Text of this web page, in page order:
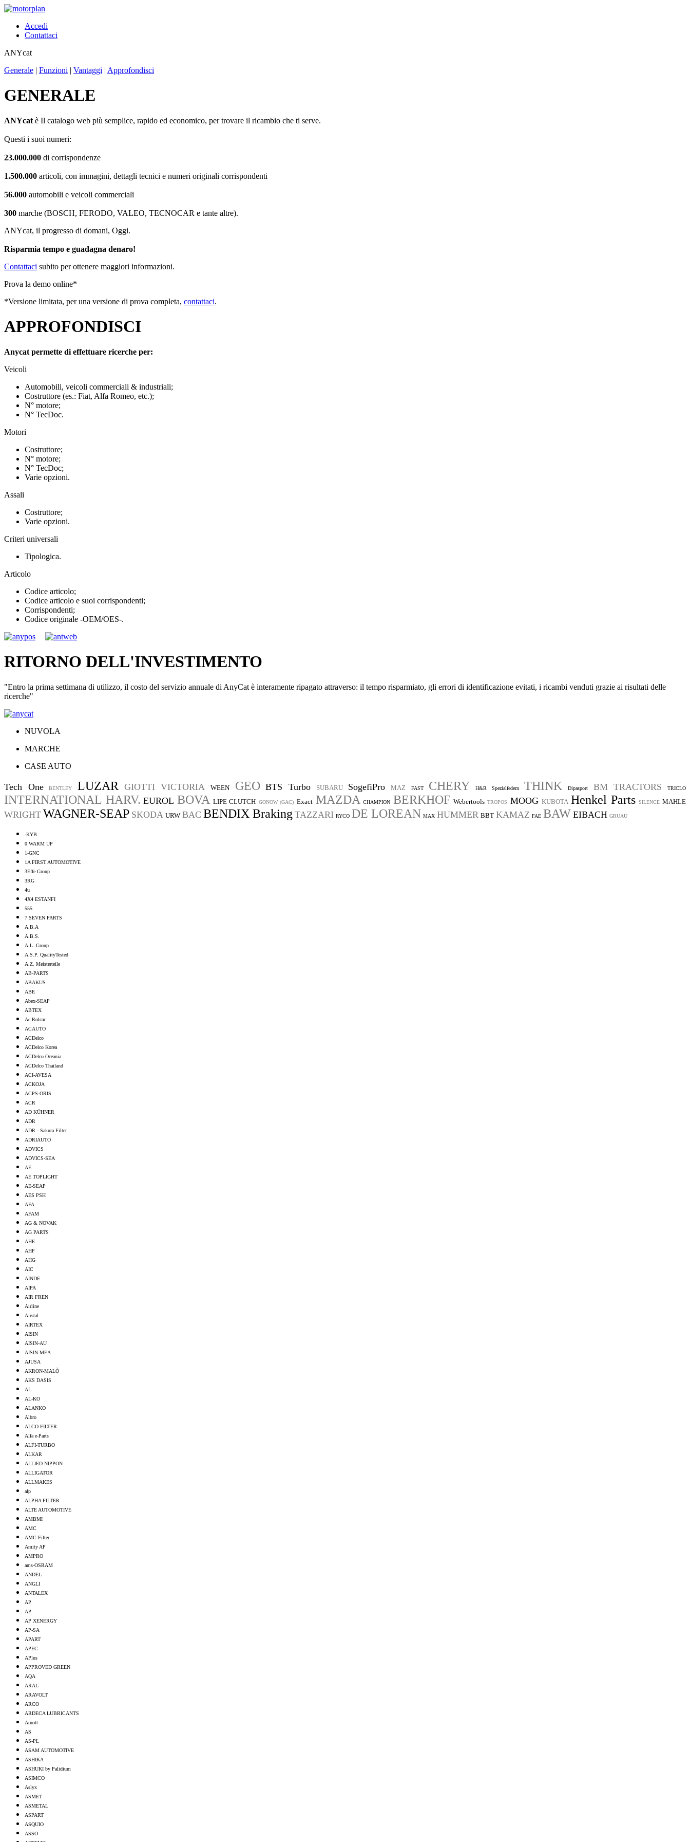
Accedi
Contattaci
ANYcat
Generale | Funzioni | Vantaggi | Approfondisci
GENERALE
ANYcat è Il catalogo web più semplice, rapido ed economico, per trovare il ricambio che ti serve.
Questi i suoi numeri:
23.000.000 di corrispondenze
1.500.000 articoli, con immagini, dettagli tecnici e numeri originali corrispondenti
56.000 automobili e veicoli commerciali
300 marche (BOSCH, FERODO, VALEO, TECNOCAR e tante altre).
ANYcat, il progresso di domani, Oggi.
Risparmia tempo e guadagna denaro!
Contattaci subito per ottenere maggiori informazioni.
Prova la demo online*
*Versione limitata, per una versione di prova completa, contattaci.
APPROFONDISCI
Anycat permette di effettuare ricerche per:
Veicoli
Automobili, veicoli commerciali & industriali;
Costruttore (es.: Fiat, Alfa Romeo, etc.);
N° motore;
N° TecDoc.
Motori
Costruttore;
N° motore;
N° TecDoc;
Varie opzioni.
Assali
Costruttore;
Varie opzioni.
Criteri universali
Tipologica.
Articolo
Codice articolo;
Codice articolo e suoi corrispondenti;
Corrispondenti;
Codice originale -OEM/OES-.
RITORNO DELL'INVESTIMENTO
"Entro la prima settimana di utilizzo, il costo del servizio annuale di AnyCat è interamente ripagato attraverso: il tempo risparmiato, gli errori di identificazione evitati, i ricambi venduti grazie ai risultati delle
ricerche"
NUVOLA
MARCHE
CASE AUTO
Tech One BENTLEY LUZAR GIOTTI VICTORIA WEEN GEO BTS Turbo SUBARU SogefiPro MAZ FAST CHERY H&R Spezialfedern THINK Dipasport BM TRACTORS TRICLO
INTERNATIONAL HARV. EUROL BOVA LIPE CLUTCH GONOW (GAC) Exact MAZDA CHAMPION BERKHOF Webertools TROPOS MOOG KUBOTA Henkel Parts SILENCE MAHLE
WRIGHT WAGNER-SEAP SKODA URW BAC BENDIX Braking TAZZARI RYCO DE LOREAN MAX HUMMER BBT KAMAZ FAE BAW EIBACH GRUAU
-KYB
0 WARM UP
1-GNC
1A FIRST AUTOMOTIVE
3Effe Group
3RG
4u
4X4 ESTANFI
555
7 SEVEN PARTS
A.B.A
A.B.S.
A.L. Group
A.S.P. QualityTested
A.Z. Meisterteile
AB-PARTS
ABAKUS
ABE
Abex-SEAP
ABTEX
Ac Rolcar
ACAUTO
ACDelco
ACDelco Korea
ACDelco Oceania
ACDelco Thailand
ACI-AVESA
ACKOJA
ACPS-ORIS
ACR
AD KÜHNER
ADR
ADR - Sakura Filter
ADRIAUTO
ADVICS
ADVICS-SEA
AE
AE TOPLIGHT
AE-SEAP
AES PSH
AFA
AFAM
AG & NOVAK
AG PARTS
AHE
AHF
AHG
AIC
AINDE
AIPA
AIR FREN
Airline
Airstal
AIRTEX
AISIN
AISIN-AU
AISIN-MEA
AJUSA
AKRON-MALÒ
AKS DASIS
AL
AL-KO
ALANKO
Albro
ALCO FILTER
Alfa e-Parts
ALFI-TURBO
ALKAR
ALLIED NIPPON
ALLIGATOR
ALLMAKES
alp
ALPHA FILTER
ALTE AUTOMOTIVE
AMBMI
AMC
AMC Filter
Amity AP
AMPRO
ams-OSRAM
ANDEL
ANGLI
ANTALEX
AP
AP
AP XENERGY
AP-SA
APART
APEC
APlus
APPROVED GREEN
AQA
ARAL
ARAVOLT
ARCO
ARDECA LUBRICANTS
Arnott
AS
AS-PL
ASAM AUTOMOTIVE
ASHIKA
ASHUKI by Palidium
ASIMCO
Aslyx
ASMET
ASMETAL
ASPART
ASQUIO
ASSO